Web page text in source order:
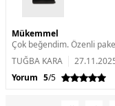
Mükemmel
Çok beğendim. Özenli
TUĞBA KARA
Yorum 5/5